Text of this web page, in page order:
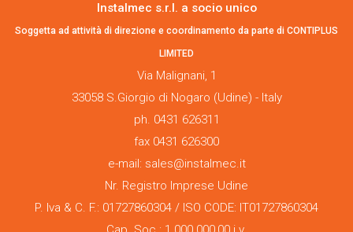
Instalmec s.r.l. a socio unico
Soggetta ad attività di direzione e coordinamento da parte di CONTIPLUS
LIMITED
Via Malignani, 1
33058 S.Giorgio di Nogaro (Udine) - Italy
ph. 0431 626311
fax 0431 626300
e-mail: sales@instalmec.it
Nr. Registro Imprese Udine
P. Iva & C. F.: 01727860304 / ISO CODE: IT01727860304